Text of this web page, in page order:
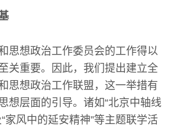
思想政治工作委员会的工作得以
关重要。因此，我们提出建立全
思想政治工作联盟，这一举措有
想层面的引导。诸如“北京中轴线
家风中的延安精神”等主题联学活